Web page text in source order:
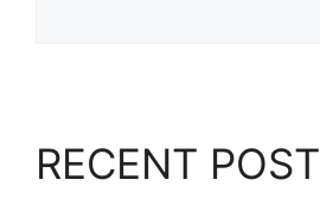
RECENT POST